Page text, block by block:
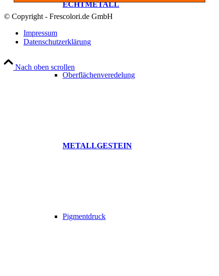
ECHTMETALL
Oberflächenveredelung
METALLGESTEIN
Pigmentdruck
© Copyright - Frescolori.de GmbH
Impressum
Datenschutzerklärung
Nach oben scrollen